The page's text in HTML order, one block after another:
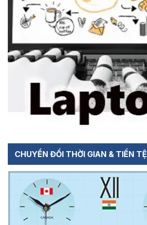
CHUYỂN ĐỔI THỜI GIAN & TIỀN TỆ